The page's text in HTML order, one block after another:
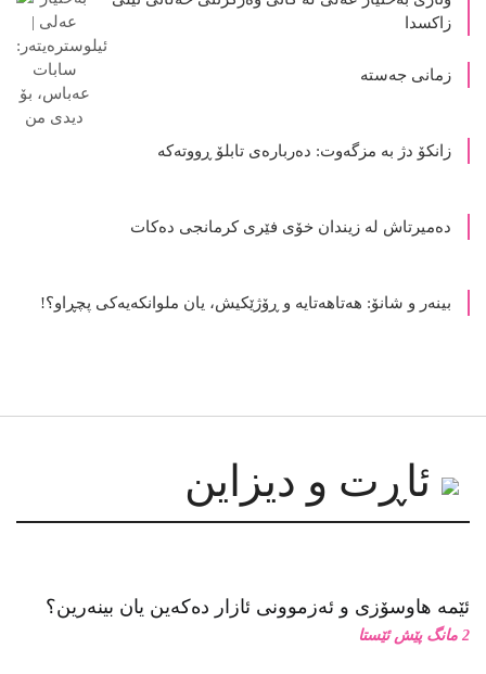
زاکسدا
زمانی جەستە
زانکۆ دژ بە مزگەوت: دەربارەى تابلۆ ڕووتەکە
ده‌میرتاش له‌ زیندان خۆی فێری كرمانجی ده‌كات
بینەر و شانۆ: هەتاھەتایە و ڕۆژێکیش، یان ملوانکەیەکی پچڕاو؟!
ئێمە هاوسۆزی و ئەزموونی ئازار دەکەین یان بینەرین؟
2 مانگ پێش ئێستا